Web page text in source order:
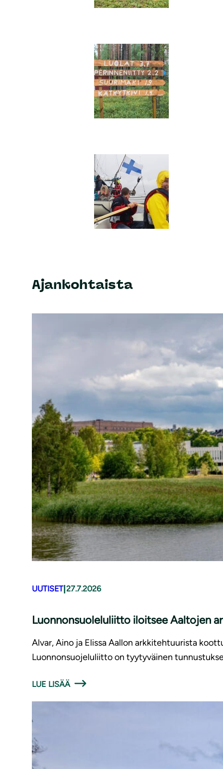
Ajankohtaista
UUTISET| 27.7.2026
Luonnonsuoleluliitto iloitsee Aaltojen
Alvar, Aino ja Elissa Aallon arkkitehtuurista
Luonnonsuojeluliitto on tyytyväinen
LUE LISÄÄ